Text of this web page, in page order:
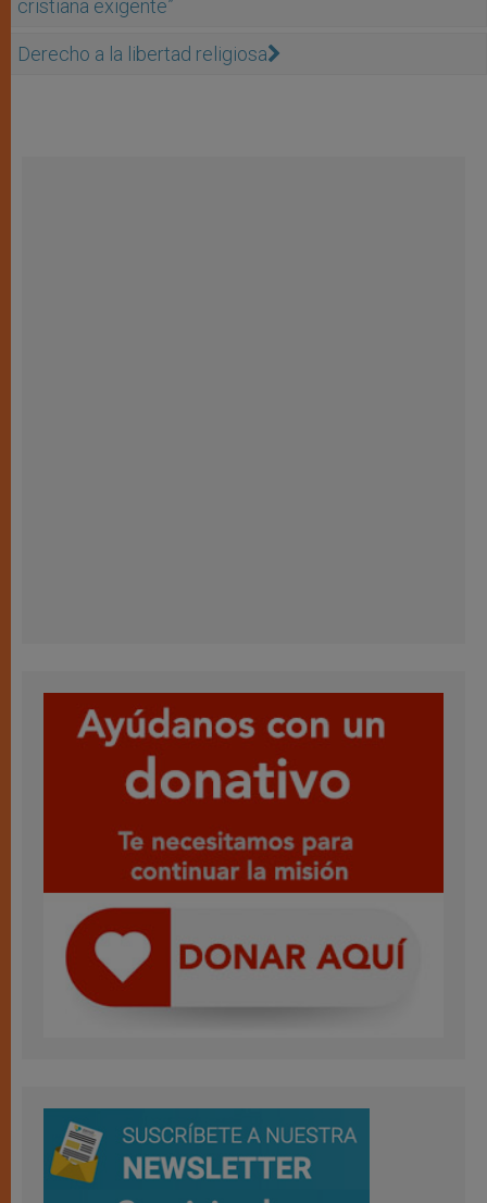
cristiana exigente”
Derecho a la libertad religiosa